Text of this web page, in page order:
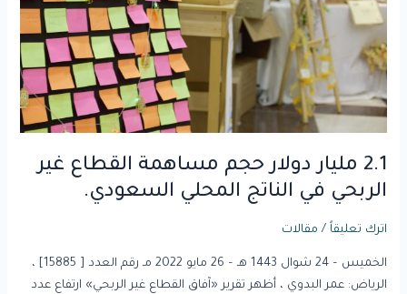
2.1 مليار دولار حجم مساهمة القطاع غير
الربحي في الناتج المحلي السعودي.
اترك تعليقاً / مقالات
الخميس – 24 شوال 1443 هـ – 26 مايو 2022 مـ رقم العدد [ 15885] ،
الرياض: عمر البدوي ، أظهر تقرير «آفاق القطاع غير الربحي» ارتفاع عدد
القطاع
غير
الربحي
في
الناتج
المحلي